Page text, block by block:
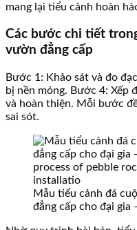
mang lại tiểu cảnh hoàn
Các bước chi tiết
vườn đẳng cấp
Bước 1: Khảo sát và đo
bị nền móng. Bước 4: Xếp
và hoàn thiện. Mỗi bước
sai sót.
Mẫu tiểu cảnh đá
đẳng cấp cho đại gia